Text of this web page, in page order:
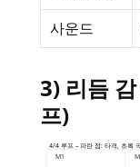
사운드
3) 리듬
프)
M1
4/4 루프 – 파란 점: 타격, 초록